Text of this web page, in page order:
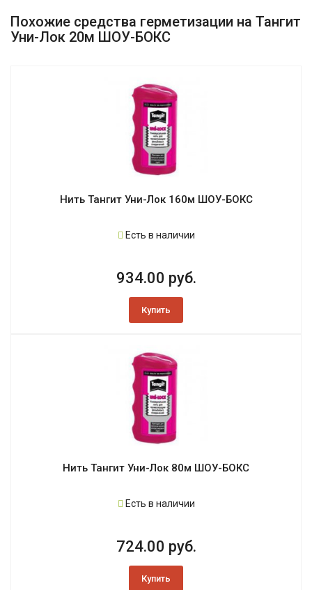
Похожие средства герметизации на Тангит
Уни-Лок 20м ШОУ-БОКС
Нить Тангит Уни-Лок 160м ШОУ-БОКС
Есть в наличии
934.00 руб.
Купить
Нить Тангит Уни-Лок 80м ШОУ-БОКС
Есть в наличии
724.00 руб.
Купить